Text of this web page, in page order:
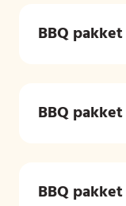
BBQ
BBQ
BBQ